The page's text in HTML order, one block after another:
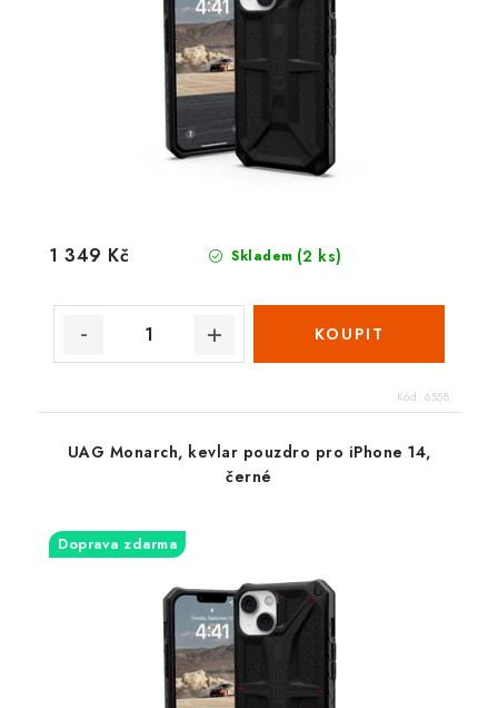
Skladem (2 ks)
1 349 Kč
Kód: 6558
UAG Monarch, kevlar pouzdro pro iPhone 14,
černé
Doprava zdarma